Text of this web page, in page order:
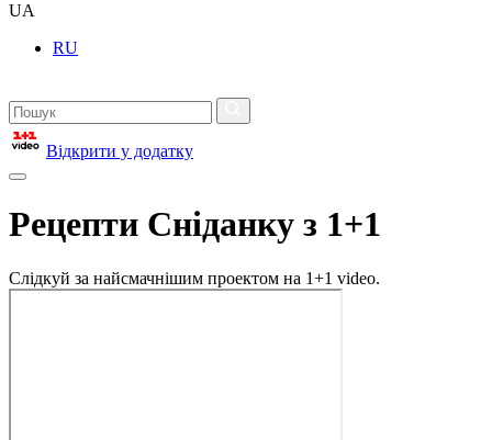
UA
RU
Відкрити у додатку
Рецепти Сніданку з 1+1
Слідкуй за найсмачнішим проектом на 1+1 video.